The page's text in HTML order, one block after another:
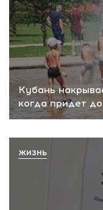
Кубань
когда придет
ЖИЗНЬ